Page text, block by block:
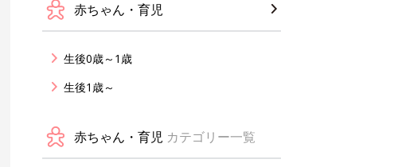
赤ちゃん・育児
生後0歳～1歳
生後1歳～
赤ちゃん・育児 カテゴリー一覧